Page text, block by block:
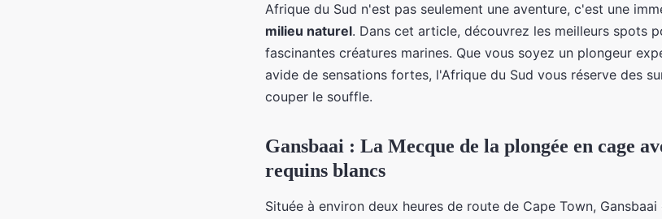
Afrique du Sud n'est pas seulement une aventure, c'est une
milieu naturel. Dans cet article, découvrez les meilleurs spots
fascinantes créatures marines. Que vous soyez un plongeur
avide de sensations fortes, l'Afrique du Sud vous réserve des
couper le souffle.
Gansbaai : La Mecque de la plongée en cage
requins blancs
Située à environ deux heures de route de Cape Town,